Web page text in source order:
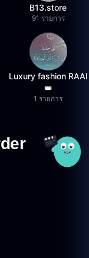
B13.store
91 รายการ
Luxury fashion RAAI
👑
1 รายการ